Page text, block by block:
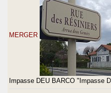
MERGER
Impasse DEU BARCO "Impasse